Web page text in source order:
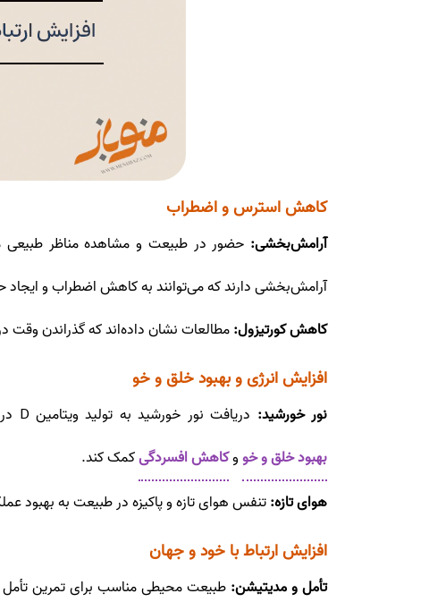
کاهش استرس و اضطراب
آرامش‌بخشی: حضور در طبیعت و مشاهده مناظر طبیعی
آرامش‌بخشی دارند که می‌توانند به کاهش اضطراب و
کاهش کورتیزول:مطالعات نشان داده‌اند که گذراندن
افزایش انرژی و بهبود خلق و خو
نور خورشید: دریافت نور خورشید به تولید ویتامین D در بدن کمک می‌کند که نقش مهمی در تقویت سیستم ایمنی و افزایش انرژی دارد. نور خورشید همچنین می‌تواند به
بهبود خلق و خووکاهش افسردگیکمک کند.
هوای تازه:تنفس هوای تازه و پاکیزه در طبیعت به بهبود
افزایش ارتباط با خود و جهان
تأمل و مدیتیشن: طبیعت محیطی مناسب برای تمرین